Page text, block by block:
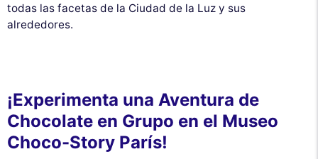
todas las facetas de la Ciudad de la Luz y sus
alrededores.
¡Experimenta una Aventura de
Chocolate en Grupo en el Museo
Choco-Story París!